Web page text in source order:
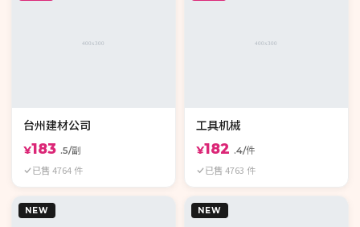
台州建材公司
¥183 .5/副
已售 4764 件
工具机械
¥182 .4/件
已售 4763 件
NEW NEW